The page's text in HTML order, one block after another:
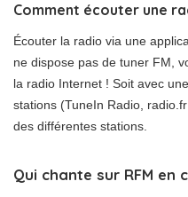
Comment écouter une
Écouter la radio via une
ne dispose pas de tuner FM,
la radio Internet ! Soit avec
stations (TuneIn Radio,
des différentes stations.
Qui chante sur RFM en